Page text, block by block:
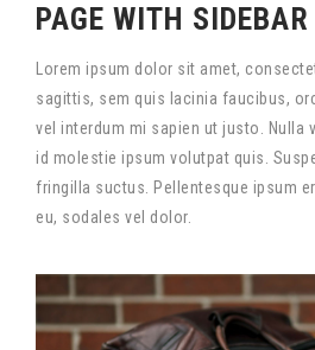
PAGE WITH SIDEBAR
Lorem ipsum dolor sit amet,
sagittis, sem quis lacinia faucibus,
vel interdum mi sapien ut justo. Nulla
id molestie ipsum volutpat quis.
fringilla suctus. Pellentesque ipsum
eu, sodales vel dolor.